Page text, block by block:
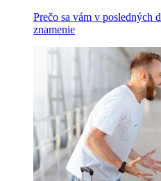
Prečo sa vám v posledných
znamenie